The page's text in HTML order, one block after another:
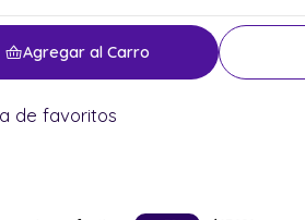
Agregar al Carro
de favoritos